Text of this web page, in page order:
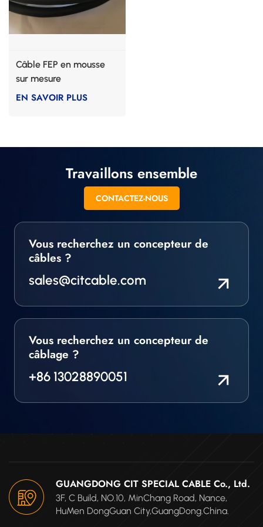
Câble FEP en mousse
sur mesure
EN SAVOIR PLUS
Travaillons ensemble
CONTACTEZ-NOUS
Vous recherchez un concepteur de
câbles ?
sales@citcable.com
Vous recherchez un concepteur de
câblage ?
+86 13028890051
GUANGDONG CIT SPECIAL CABLE Co., Ltd.
3F, C Build, NO.10, MinChang Road, Nance,
HuMen DongGuan City,GuangDong.China.